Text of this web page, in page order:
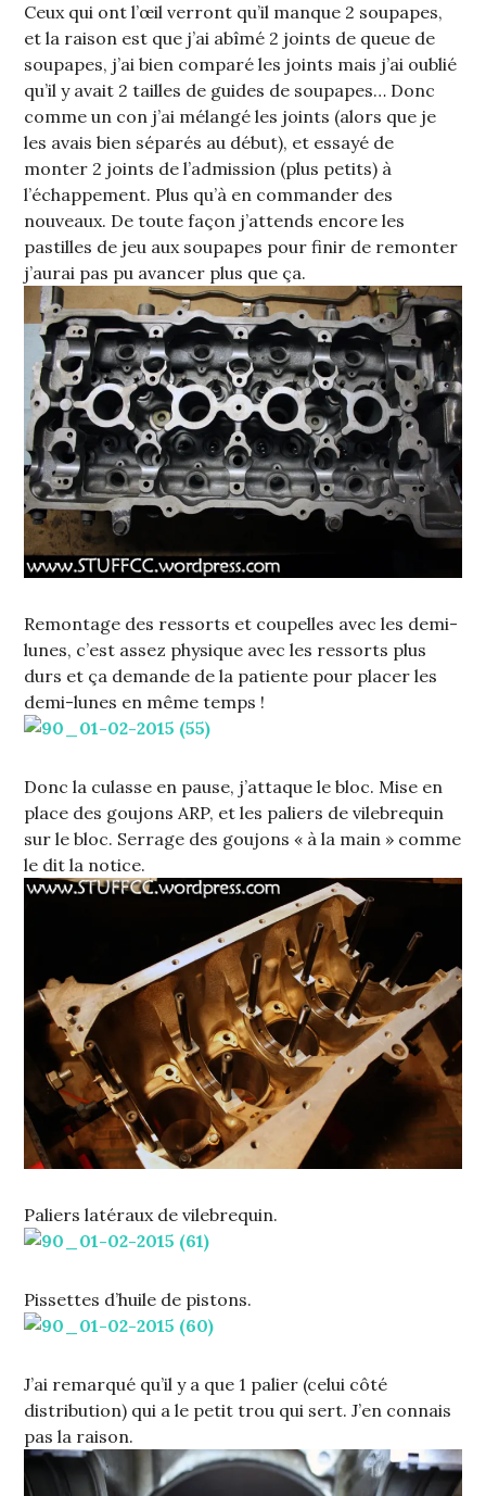
Ceux qui ont l’œil verront qu’il manque 2 soupapes,
et la raison est que j’ai abîmé 2 joints de queue de
soupapes, j’ai bien comparé les joints mais j’ai oublié
qu’il y avait 2 tailles de guides de soupapes… Donc
comme un con j’ai mélangé les joints (alors que je
les avais bien séparés au début), et essayé de
monter 2 joints de l’admission (plus petits) à
l’échappement. Plus qu’à en commander des
nouveaux. De toute façon j’attends encore les
pastilles de jeu aux soupapes pour finir de remonter
j’aurai pas pu avancer plus que ça.
Remontage des ressorts et coupelles avec les demi-
lunes, c’est assez physique avec les ressorts plus
durs et ça demande de la patiente pour placer les
demi-lunes en même temps !
Donc la culasse en pause, j’attaque le bloc. Mise en
place des goujons ARP, et les paliers de vilebrequin
sur le bloc. Serrage des goujons « à la main » comme
le dit la notice.
Paliers latéraux de vilebrequin.
Pissettes d’huile de pistons.
J’ai remarqué qu’il y a que 1 palier (celui côté
distribution) qui a le petit trou qui sert. J’en connais
pas la raison.